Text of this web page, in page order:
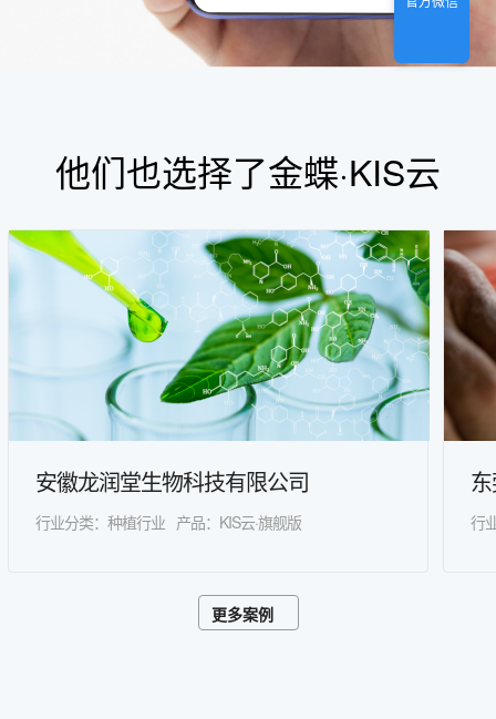
他们也选择了金蝶·KIS云
安徽龙润堂生物科技有限公司
行业分类：种植行业 产品：KIS云·旗舰版 行
更多案例